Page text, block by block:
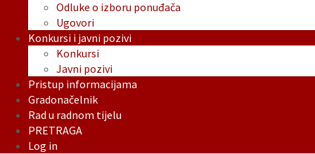
Odluke o izboru ponuđača
Ugovori
Konkursi i javni pozivi
Konkursi
Javni pozivi
Pristup informacijama
Gradonačelnik
Rad u radnom tijelu
PRETRAGA
Log in